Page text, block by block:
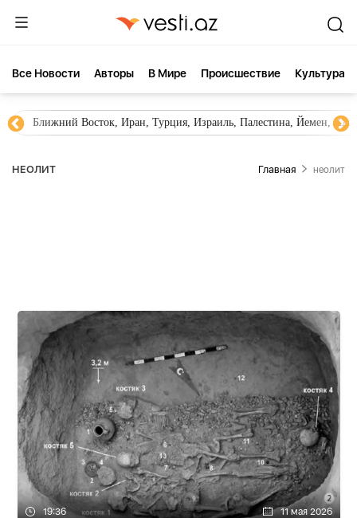
Все Новости Aвторы В Мире Происшествие Культура
Ближний Восток, Иран, Турция, Израиль, Палестина, Йемен,
НЕОЛИТ Главная неолит
19:36 11 мая 2026